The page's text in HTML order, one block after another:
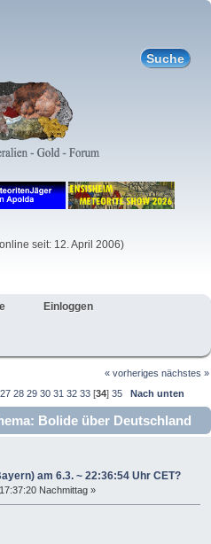
seit: 12. April 2006)
Einloggen
« vorheriges nächstes »
27 28 29 30 31 32 33 [34]35 Nach unten
Bolide über Deutschland
CET? (Gelesen 275271 mal)
am 6.3. ~ 22:36:54 Uhr CET?
Nachmittag »